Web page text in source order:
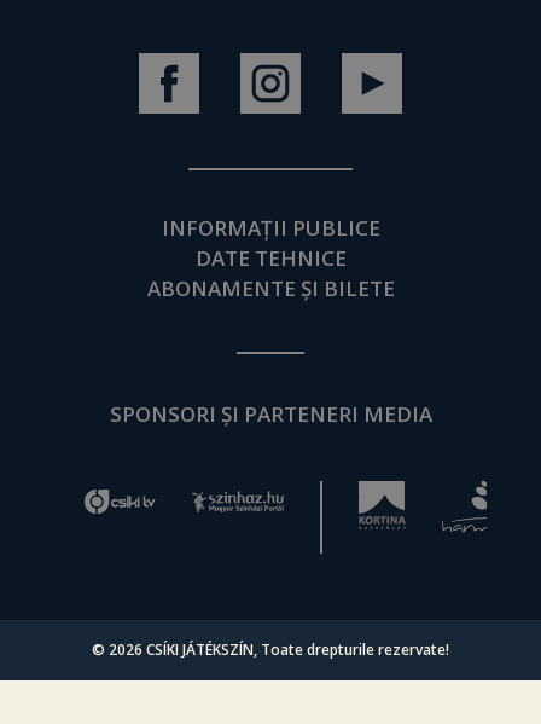
INFORMAȚII PUBLICE
DATE TEHNICE
ABONAMENTE ȘI BILETE
SPONSORI ȘI PARTENERI MEDIA
© 2026 CSÍKI JÁTÉKSZÍN, Toate drepturile rezervate!